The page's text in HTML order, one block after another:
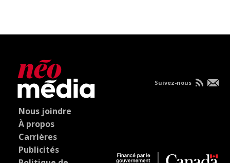
Nous joindre
À propos
Carrières
Publicités
Suivez-nous